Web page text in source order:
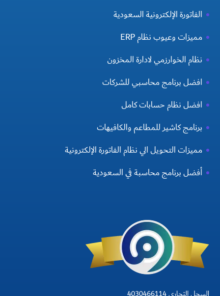
الفاتورة الإلكترونية السعودية
مميزات وعيوب نظام ERP
نظام الخوارزمي لادارة المخزون
افضل برنامج محاسبي للشركات
افضل نظام حسابات كامل
برنامج كاشير للمطاعم والكافيهات
مميزات التحويل الي نظام الفاتورة الإلكترونية
أفضل برنامج محاسبة في السعودية